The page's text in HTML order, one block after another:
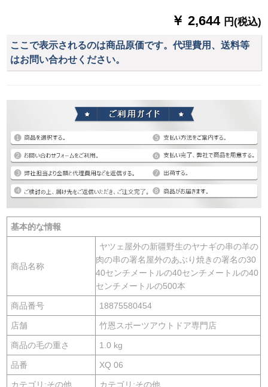
￥ 2,644 円(税込)
ここで表示されるのは商品原価です。代理費用、送料等
はお問い合わせください。
基本的な情報
商品名称
ヤツェ屋外の新疆野生のヤナギの串の羊の
肉の串の署名屋外のあぶり焼きの署名の30
40センチメートルの40センチメートルの40
センチメートルの500本
商品番号 18875580454
店舗 竹恩スポーツアウトドア専門店
商品の毛の重さ 1.0 kg
品番 XQ 06
カテゴリ:その他 カテゴリ:その他